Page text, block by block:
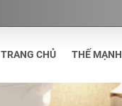
TRANG CHỦ THẾ MẠNH